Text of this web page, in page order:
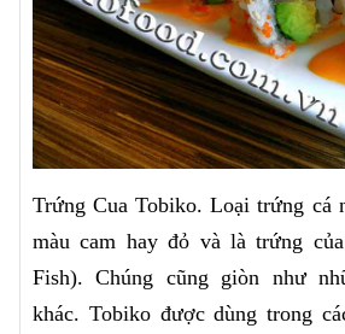
Trứng Cua Tobiko. Loại trứng cá
màu cam hay đỏ và là trứng
Fish). Chúng cũng giòn như
khác. Tobiko được dùng trong